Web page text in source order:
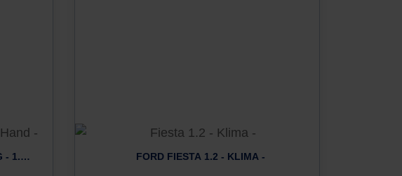
1.HAND - FORD FIESTA 1.2 - KLIMA -